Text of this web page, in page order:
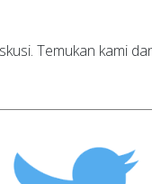
Temukan kami